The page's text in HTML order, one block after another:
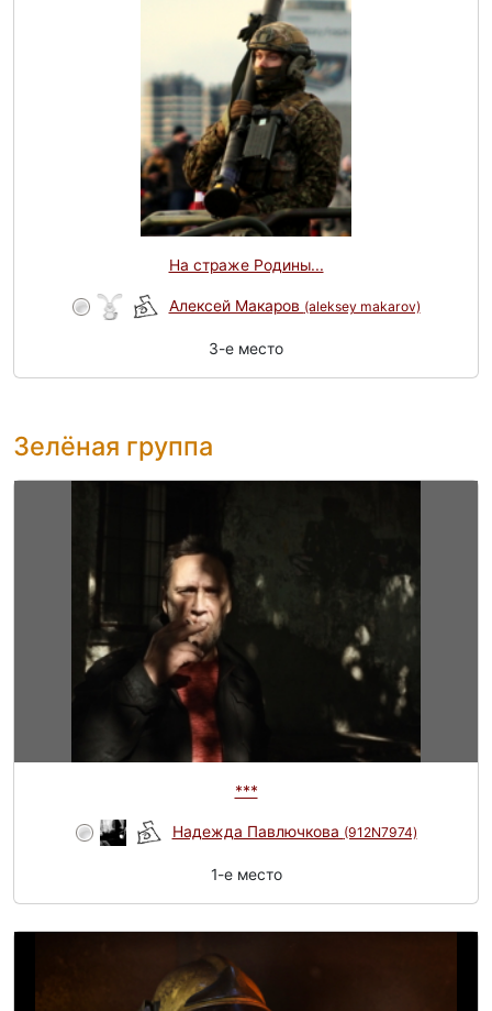
На страже Родины...
Алексей Макаров (aleksey makarov)
3-e место
Зелёная группа
***
Надежда Павлючкова (912N7974)
1-e место